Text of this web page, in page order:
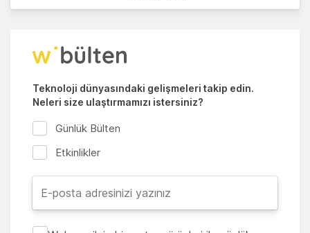
Teknoloji dünyasındaki gelişmeleri takip edin.
Neleri size ulaştırmamızı istersiniz?
Günlük Bülten
Etkinlikler